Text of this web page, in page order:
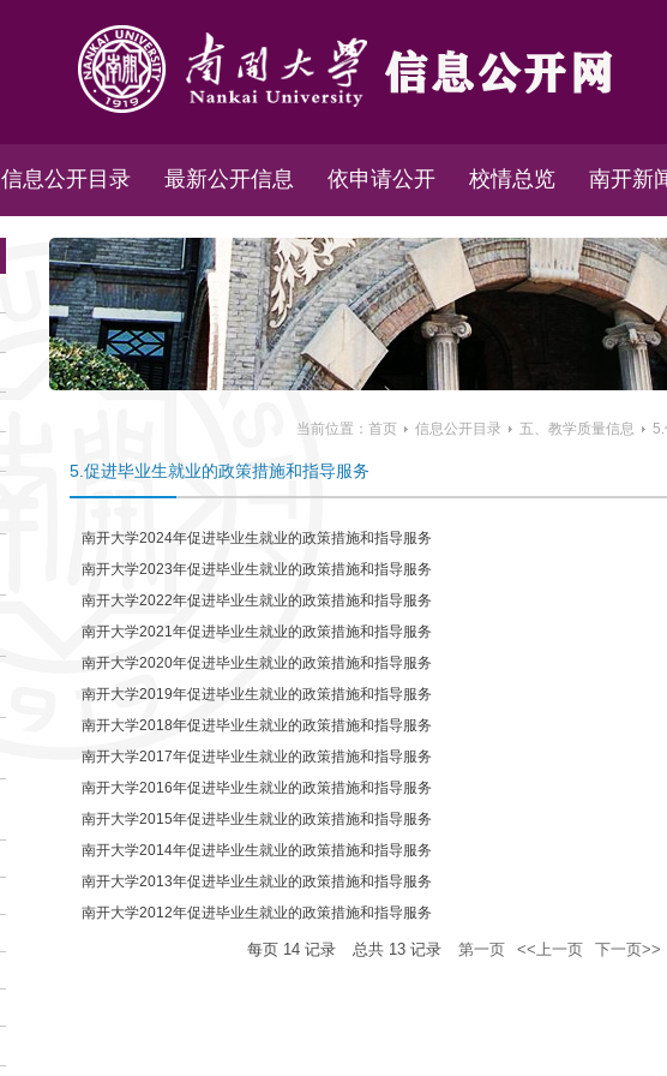
信息公开目录 最新公开信息 依申请公开 校情总览 南开新
当前位置： 首页 信息公开目录 五、教学质量信息
5.促进毕业生就业的政策措施和指导服务
南开大学2024年促进毕业生就业的政策措施和指导服务
南开大学2023年促进毕业生就业的政策措施和指导服务
南开大学2022年促进毕业生就业的政策措施和指导服务
南开大学2021年促进毕业生就业的政策措施和指导服务
南开大学2020年促进毕业生就业的政策措施和指导服务
南开大学2019年促进毕业生就业的政策措施和指导服务
南开大学2018年促进毕业生就业的政策措施和指导服务
南开大学2017年促进毕业生就业的政策措施和指导服务
南开大学2016年促进毕业生就业的政策措施和指导服务
南开大学2015年促进毕业生就业的政策措施和指导服务
南开大学2014年促进毕业生就业的政策措施和指导服务
南开大学2013年促进毕业生就业的政策措施和指导服务
南开大学2012年促进毕业生就业的政策措施和指导服务
每页 14 记录 总共 13 记录 第一页 <<上一页 下一页>>